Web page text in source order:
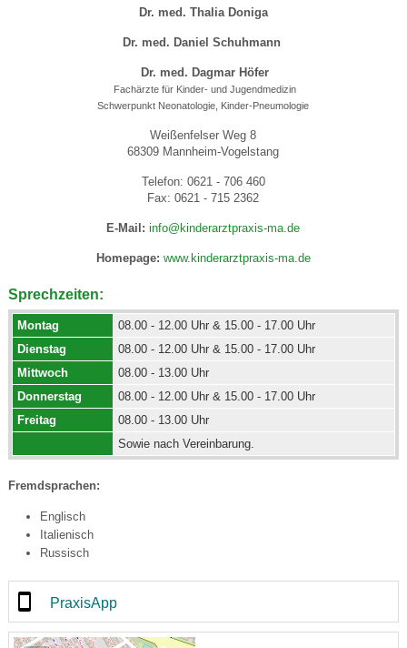
Dr. med. Thalia Doniga
Dr. med. Daniel Schuhmann
Dr. med. Dagmar Höfer
Fachärzte für Kinder- und Jugendmedizin
Schwerpunkt Neonatologie, Kinder-Pneumologie
Weißenfelser Weg 8
68309 Mannheim-Vogelstang
Telefon: 0621 - 706 460
Fax: 0621 - 715 2362
E-Mail: info@kinderarztpraxis-ma.de
Homepage: www.kinderarztpraxis-ma.de
Sprechzeiten:
Montag
08.00 - 12.00 Uhr & 15.00 - 17.00 Uhr
Dienstag
08.00 - 12.00 Uhr & 15.00 - 17.00 Uhr
Mittwoch
08.00 - 13.00 Uhr
Donnerstag
08.00 - 12.00 Uhr & 15.00 - 17.00 Uhr
Freitag
08.00 - 13.00 Uhr
Sowie nach Vereinbarung.
Fremdsprachen:
Englisch
Italienisch
Russisch
PraxisApp